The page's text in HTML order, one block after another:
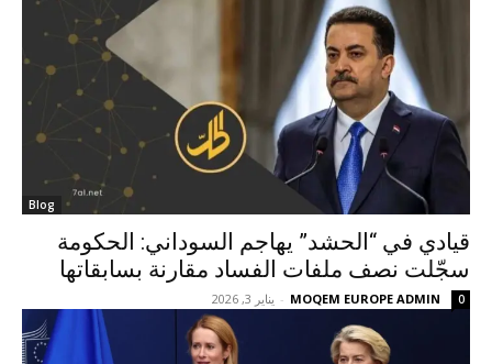
Blog
قيادي في “الحشد” يهاجم السوداني: الحكومة
سجّلت نصف ملفات الفساد مقارنة بسابقاتها
MOQEM EUROPE ADMIN
- يناير 3, 2026 0